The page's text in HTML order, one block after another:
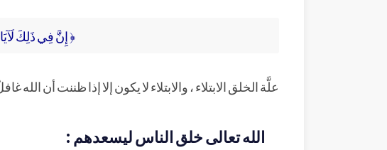
﴿ إِنَّ فِي ذَلِكَ
علَّة الخلق الابتلاء ، والابتلاء لا يكون إلا إذا ظننت أن
الله تعالى خلق الناس ليسعدهم :